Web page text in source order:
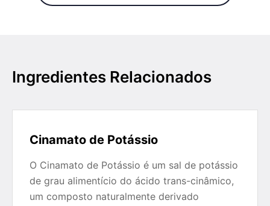
Ingredientes Relacionados
Cinamato de Potássio
O Cinamato de Potássio é um sal de potássio
de grau alimentício do ácido trans-cinâmico,
um composto naturalmente derivado